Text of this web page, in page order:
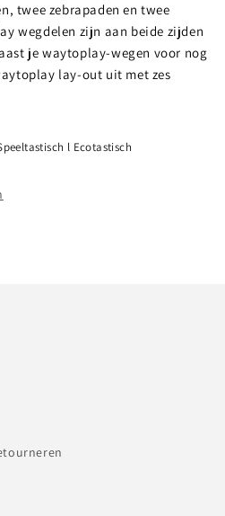
twee zebrapaden en twee
wegdelen zijn aan beide zijden
je waytoplay-wegen voor nog
lay-out uit met zes
l Ecotastisch